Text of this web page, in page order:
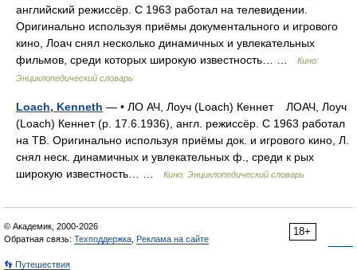
английский режиссёр. С 1963 работал на телевидении.
Оригинально используя приёмы документального и игрового
кино, Лоач снял несколько динамичных и увлекательных
фильмов, среди которых широкую известность… …
Кино:
Энциклопедический словарь
Loach, Kenneth — • ЛО АЧ, Лоуч (Loach) Кеннет ЛОАЧ, Лоуч
(Loach) Кеннет (р. 17.6.1936), англ. режиссёр. С 1963 работал
на ТВ. Оригинально используя приёмы док. и игрового кино, Л.
снял неск. динамичных и увлекательных ф., среди к рых
широкую известность… …
Кино: Энциклопедический словарь
18+
© Академик, 2000-2026
Обратная связь: Техподдержка Реклама на сайте
👣 Путешествия